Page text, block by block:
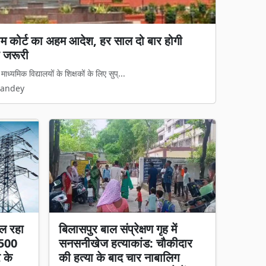
लागू: अवैध धर्मांतरण पर सख्त शिकंजा, गृह
का डर दिखेगा'
पर अब नया कानूनी ढांचा पूरी तरह ...
रहा
के
बिलासपुर बाल संप्रेक्षण गृह में
सनसनीखेज हत्याकांड: चौकीदार
की हत्या के बाद चार नाबालिग